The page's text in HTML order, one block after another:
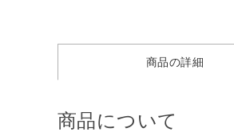
商品の詳細
商品について